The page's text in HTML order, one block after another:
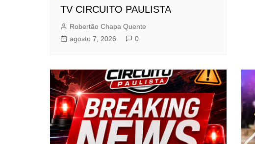
TV CIRCUITO PAULISTA
Robertão Chapa Quente
agosto 7, 2026
0